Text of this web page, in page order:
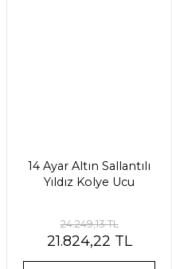
14 Ayar Altın Sallantılı
Yıldız Kolye Ucu
24.249,13 TL
21.824,22 TL